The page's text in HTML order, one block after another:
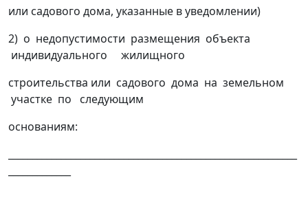
или садового дома, указанные в уведомлении)
2) о недопустимости размещения объекта
индивидуального жилищного
строительства или садового дома на земельном
участке по следующим
основаниям: